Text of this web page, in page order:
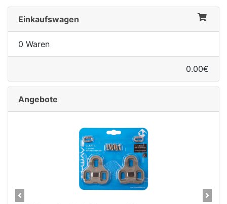
Einkaufswagen
0 Waren
0.00€
Angebote
Previous Next